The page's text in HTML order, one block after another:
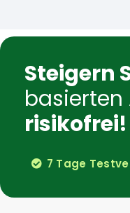
Steigern
basierten
risikofrei!
7 Tage